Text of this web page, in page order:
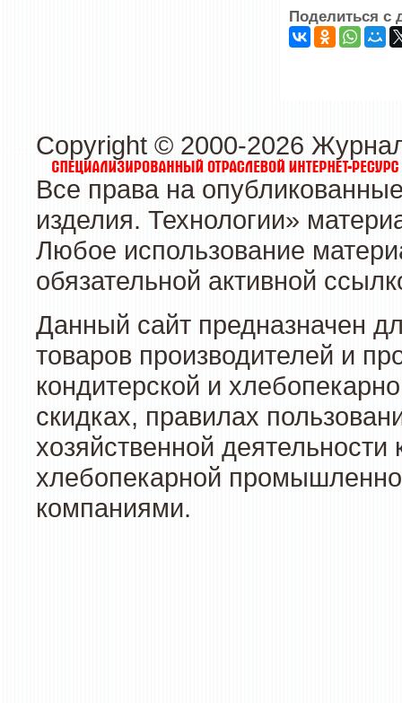
Поделиться с
Copyright © 2000-2026
Все права на
изделия. Технологии»
Любое использование
обязательной активной
Данный сайт предназначен
товаров производителей и
кондитерской и
скидках, правилах
хозяйственной
хлебопекарной
компаниями.